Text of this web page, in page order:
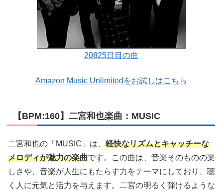
20825日目の曲
Amazon Music Unlimitedをお試しはこちら
【BPM:160】二宮和也楽曲：MUSIC
二宮和也の「MUSIC」は、 軽快なリズムとキャッチーな
メロディが魅力の楽曲です。この曲は、音楽そのものの楽
しさや、音楽が人生にもたらす力をテーマにしており、聴
く人に元気と活力を与えます。二宮の明るく弾けるような